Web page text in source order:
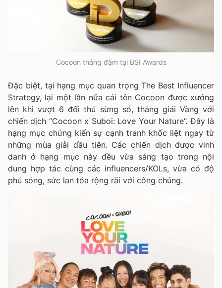
Cocoon thắng đậm tại BSI Awards
Đặc biệt, tại hạng mục quan trọng The Best Influencer
Strategy, lại một lần nữa cái tên Cocoon được xướng
lên khi vượt 6 đối thủ sừng sỏ, thắng giải Vàng với
chiến dịch “Cocoon x Suboi: Love Your Nature”. Đây là
hạng mục chứng kiến sự cạnh tranh khốc liệt ngay từ
những mùa giải đầu tiên. Các chiến dịch được vinh
danh ở hạng mục này đều vừa sáng tạo trong nội
dung hợp tác cùng các influencers/KOLs, vừa có độ
phủ sóng, sức lan tỏa rộng rãi với công chúng.